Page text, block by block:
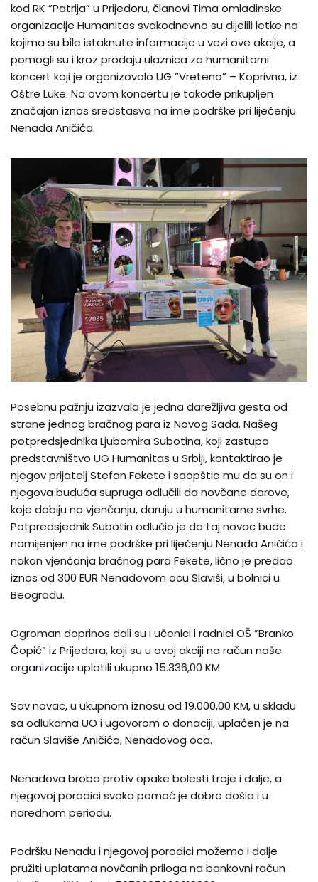
kod RK ”Patrija” u Prijedoru, članovi Tima omladinske
organizacije Humanitas svakodnevno su dijelili letke na
kojima su bile istaknute informacije u vezi ove akcije, a
pomogli su i kroz prodaju ulaznica za humanitarni
koncert koji je organizovalo UG ”Vreteno” – Koprivna, iz
Oštre Luke. Na ovom koncertu je takođe prikupljen
značajan iznos sredstasva na ime podrške pri liječenju
Nenada Aničića.
Posebnu pažnju izazvala je jedna darežljiva gesta od
strane jednog bračnog para iz Novog Sada. Našeg
potpredsjednika Ljubomira Subotina, koji zastupa
predstavništvo UG Humanitas u Srbiji, kontaktirao je
njegov prijatelj Stefan Fekete i saopštio mu da su on i
njegova buduća supruga odlučili da novčane darove,
koje dobiju na vjenčanju, daruju u humanitarne svrhe.
Potpredsjednik Subotin odlučio je da taj novac bude
namijenjen na ime podrške pri liječenju Nenada Aničića i
nakon vjenčanja bračnog para Fekete, lično je predao
iznos od 300 EUR Nenadovom ocu Slaviši, u bolnici u
Beogradu.
Ogroman doprinos dali su i učenici i radnici OŠ ”Branko
Ćopić” iz Prijedora, koji su u ovoj akciji na račun naše
organizacije uplatili ukupno 15.336,00 KM.
Sav novac, u ukupnom iznosu od 19.000,00 KM, u skladu
sa odlukama UO i ugovorom o donaciji, uplaćen je na
račun Slaviše Aničića, Nenadovog oca.
Nenadova broba protiv opake bolesti traje i dalje, a
njegovoj porodici svaka pomoć je dobro došla i u
narednom periodu.
Podršku Nenadu i njegovoj porodici možemo i dalje
pružiti uplatama novčanih priloga na bankovni račun